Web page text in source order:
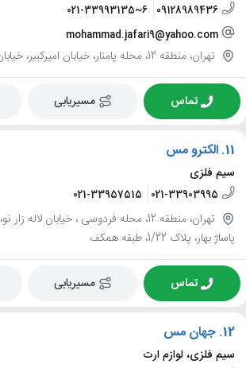
09128989436
021-33993135~6
mohammad.jafari9@yahoo.com
تهران، منطقه 12، محله پامنار، خیابان امیرکبیر، خیابان پامنار، 179
تماس مسیریابی
11. الکترو مس
سیم فلزی
021-33903995
021-33957515
تهران، منطقه 12، محله فردوسی ، خیابان لاله زار نو،
پاساژ بهار، پلاک 1/22، طبقه همکف
تماس مسیریابی
12. جهان مس
سیم فلزی، لوازم ارت